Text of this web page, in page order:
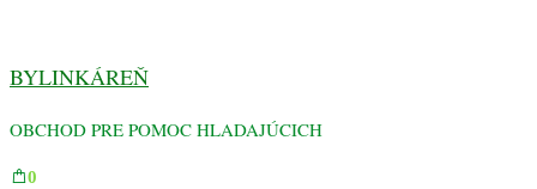
obsah
BYLINKÁREŇ
OBCHOD PRE POMOC HLADAJÚCICH
0